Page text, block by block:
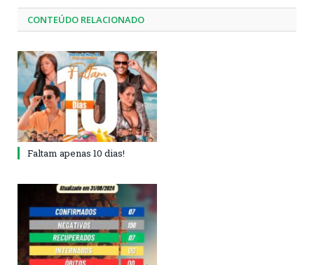
CONTEÚDO RELACIONADO
Faltam apenas 10 dias!